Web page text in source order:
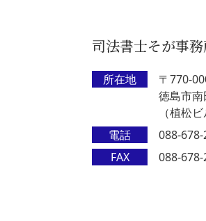
司法書士そが事
所在地
〒770-
徳島市
（植松
電話
088-
FAX
088-